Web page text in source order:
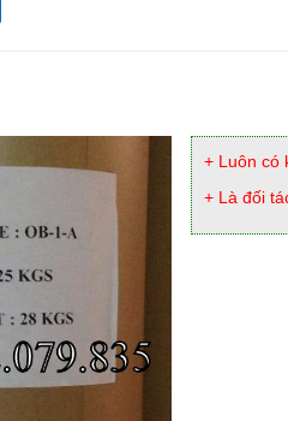
+ Luôn có
+ Là đối